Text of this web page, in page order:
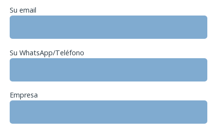
Su email
Su WhatsApp/Teléfono
Empresa